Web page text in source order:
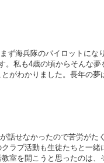
ず海兵隊のパイロットにな
私も4歳の頃からそんな
がわかりました。長年の
話せなかったので苦労がた
ラブ活動も生徒たちと一
室を開こうと思ったのは